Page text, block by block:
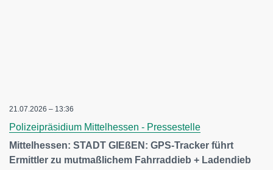
21.07.2026 – 13:36
Polizeipräsidium Mittelhessen - Pressestelle
Mittelhessen: STADT GIEßEN: GPS-Tracker führt
Ermittler zu mutmaßlichem Fahrraddieb + Ladendieb